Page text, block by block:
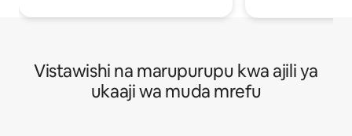
Vistawishi na marupurupu kwa ajili ya
ukaaji wa muda mrefu